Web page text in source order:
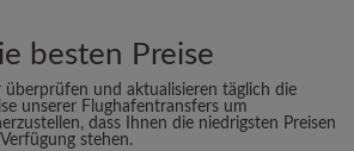
besten Preise
überprüfen und aktualisieren täglich die
unserer Flughafentransfers um
dass Ihnen die niedrigsten Preisen
stehen.